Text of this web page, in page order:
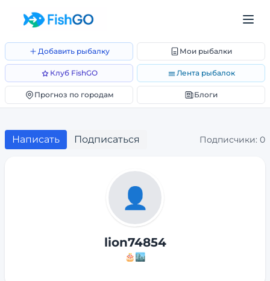
Добавить рыбалку Мои рыбалки
Клуб FishGO Лента рыбалок
Прогноз по городам Блоги
Написать Подписаться Подписчики: 0
👤
lion74854
🎂🏙️